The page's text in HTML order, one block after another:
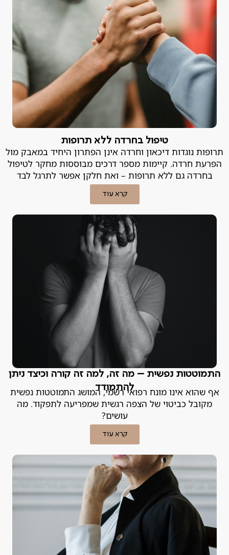
טיפול בחרדה ללא תרופות
תרופות נוגדות דיכאון וחרדה אינן הפתרון היחיד במאבק מול
הפרעת חרדה. קיימות מספר דרכים מבוססות מחקר לטיפול
בחרדה גם ללא תרופות – ואת חלקן אפשר לתרגל לבד
בבית! פסיכיאטר פרטי מסביר.
קרא עוד
התמוטטות נפשית – מה זה, למה זה קורה וכיצד ניתן
להתמודד
אף שהוא אינו מונח רפואי רשמי, המושג התמוטטות נפשית
מקובל כביטוי של הצפה רגשית שמפריעה לתפקוד. מה
עושים?
קרא עוד